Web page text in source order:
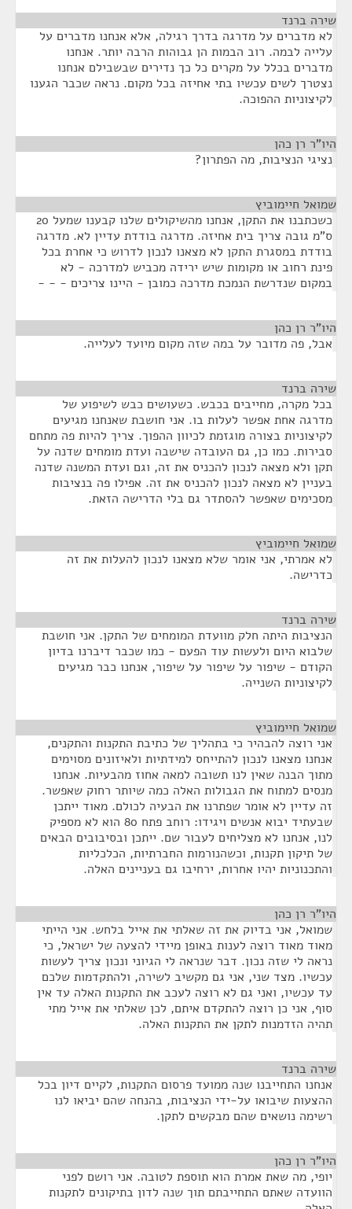
שירה ברנד
לא מדברים על מדרגה בדרך רגילה, אלא אנחנו מדברים על
עלייה לבמה. רוב הבמות הן גבוהות הרבה יותר. אנחנו
מדברים בכלל על מקרים כל כך נדירים שבשבילם אנחנו
נצטרך לשים עכשיו בתי אחיזה בכל מקום. נראה שכבר הגענו
לקיצוניות ההפוכה.
היו"ר רן כהן
נציגי הנציבות, מה הפתרון?
שמואל חיימוביץ
כשכתבנו את התקן, אנחנו מהשיקולים שלנו קבענו שמעל 20
ס"מ גובה צריך בית אחיזה. מדרגה בודדת עדיין לא. מדרגה
בודדת במסגרת התקן לא מצאנו לנכון לדרוש כי אחרת בכל
פינת רחוב או מקומות שיש ירידה מכביש למדרכה - לא
במקום שנדרשת הנמכת מדרכה כמובן - היינו צריכים - - -
היו"ר רן כהן
אבל, פה מדובר על במה שזה מקום מיועד לעלייה.
שירה ברנד
בכל מקרה, מחייבים בכבש. כשעושים כבש לשיפוע של
מדרגה אחת אפשר לעלות בו. אני חושבת שאנחנו מגיעים
לקיצוניות בצורה מוגזמת לכיוון ההפוך. צריך להיות פה מתחם
סבירות. כמו כן, גם העובדה שישבה ועדת מומחים שדנה על
תקן ולא מצאה לנכון להכניס את זה, וגם ועדת המשנה שדנה
בעניין לא מצאה לנכון להכניס את זה. אפילו פה בנציבות
מסכימים שאפשר להסתדר גם בלי הדרישה הזאת.
שמואל חיימוביץ
לא אמרתי, אני אומר שלא מצאנו לנכון להעלות את זה
כדרישה.
שירה ברנד
הנציבות היתה חלק מוועדת המומחים של התקן. אני חושבת
שלבוא היום ולעשות עוד הפעם - כמו שכבר דיברנו בדיון
הקודם - שיפור על שיפור על שיפור, אנחנו כבר מגיעים
לקיצוניות השנייה.
שמואל חיימוביץ
אני רוצה להבהיר כי בתהליך של כתיבת התקנות והתקנים,
אנחנו מצאנו לנכון להתייחס למידתיות ולאיזונים מסוימים
מתוך הבנה שאין לנו תשובה למאה אחוז מהבעיות. אנחנו
מנסים למתוח את הגבולות האלה כמה שיותר רחוק שאפשר.
זה עדיין לא אומר שפתרנו את הבעיה לכולם. מאוד ייתכן
שבעתיד יבוא אנשים ויגידו: רוחב פתח 80 הוא לא מספיק
לנו, אנחנו לא מצליחים לעבור שם. ייתכן ובסיבובים הבאים
של תיקון תקנות, וכשהנורמות החברתיות, הכלכליות
והתכנוניות יהיו אחרות, ירחיבו גם בעניינים האלה.
היו"ר רן כהן
שמואל, אני בדיוק את זה שאלתי את אייל בלחש. אני הייתי
מאוד מאוד רוצה לענות באופן מיידי להצעה של ישראל, כי
נראה לי שזה נכון. דבר שנראה לי הגיוני ונכון צריך לעשות
עכשיו. מצד שני, אני גם מקשיב לשירה, ולהתקדמות שלכם
עד עכשיו, ואני גם לא רוצה לעכב את התקנות האלה עד אין
סוף, אני כן רוצה להתקדם איתם, לכן שאלתי את אייל מתי
תהיה הזדמנות לתקן את התקנות האלה.
שירה ברנד
אנחנו התחייבנו שנה ממועד פרסום התקנות, לקיים דיון בכל
ההצעות שיבואו על-ידי הנציבות, בהנחה שהם יביאו לנו
רשימה נושאים שהם מבקשים לתקן.
היו"ר רן כהן
יופי, מה שאת אמרת הוא תוספת לטובה. אני רושם לפני
הוועדה שאתם התחייבתם תוך שנה לדון בתיקונים לתקנות